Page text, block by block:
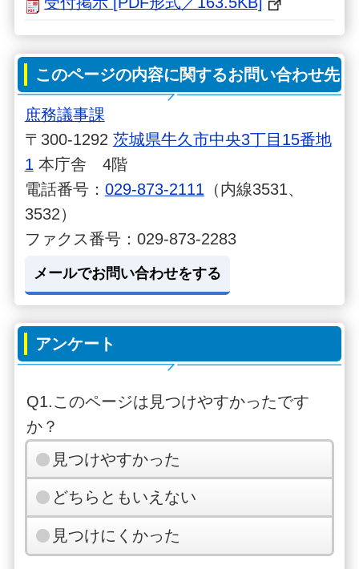
このページの内容に関するお問い合わせ先
庶務議事課
〒300-1292 茨城県牛久市中央3丁目15番地
1 本庁舎 4階
電話番号： 029-873-2111 （内線3531、
3532）
ファクス番号：029-873-2283
メールでお問い合わせをする
アンケート
Q1.このページは見つけやすかったです
か？
見つけやすかった
どちらともいえない
見つけにくかった